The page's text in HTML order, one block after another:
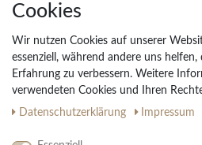
Unternehmen
Widerrufs­recht
Vertrag widerrufen
Impressum
Daten­schutz­erklärung
AGB
Cookies
Wir nutzen Cookies auf unserer
essenziell, während andere uns
Erfahrung zu verbessern. Weitere
verwendeten Cookies und Ihren
Daten­schutz­erklärung
Impressum